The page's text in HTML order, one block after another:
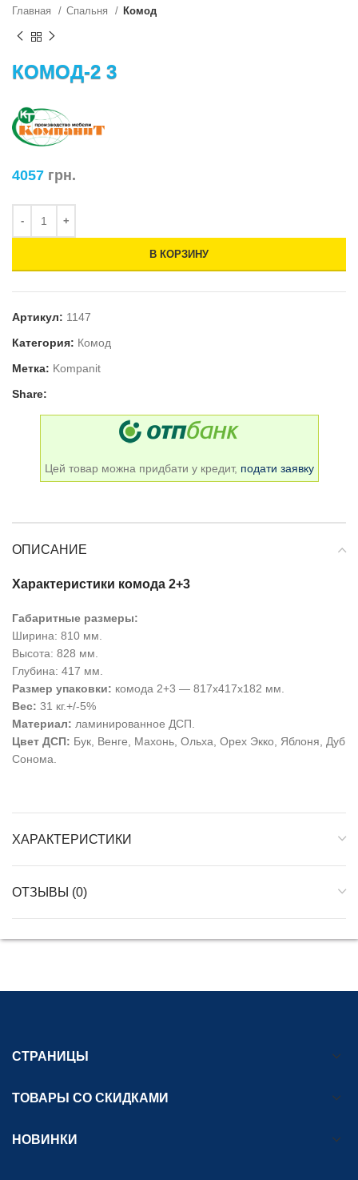
Главная Спальня Комод
КОМОД-2 3
4057 грн.
В КОРЗИНУ
Артикул: 1147
Категория: Комод
Метка: Kompanit
Share:
Цей товар можна придбати у кредит, подати заявку
ОПИСАНИЕ
Характеристики комода 2+3
Габаритные размеры:
Ширина: 810 мм.
Высота: 828 мм.
Глубина: 417 мм.
Размер упаковки: комода 2+3 — 817х417х182 мм.
Вес: 31 кг.+/-5%
Материал: ламинированное ДСП.
Цвет ДСП: Бук, Венге, Махонь, Ольха, Орех Экко, Яблоня, Дуб
Сонома.
ХАРАКТЕРИСТИКИ
ОТЗЫВЫ (0)
СТРАНИЦЫ
ТОВАРЫ СО СКИДКАМИ
НОВИНКИ